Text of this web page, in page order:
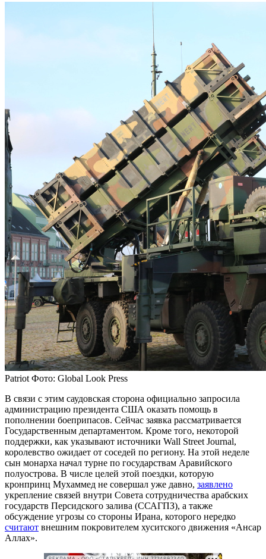
Patriot Фото: Global Look Press
В связи с этим саудовская сторона официально запросила
администрацию президента США оказать помощь в
пополнении боеприпасов. Сейчас заявка рассматривается
Государственным департаментом. Кроме того, некоторой
поддержки, как указывают источники Wall Street Journal,
королевство ожидает от соседей по региону. На этой неделе
сын монарха начал турне по государствам Аравийского
полуострова. В числе целей этой поездки, которую
кронпринц Мухаммед не совершал уже давно, заявлено
укрепление связей внутри Совета сотрудничества арабских
государств Персидского залива (ССАГПЗ), а также
обсуждение угрозы со стороны Ирана, которого нередко
считают внешним покровителем хуситского движения «Ансар
Аллах».